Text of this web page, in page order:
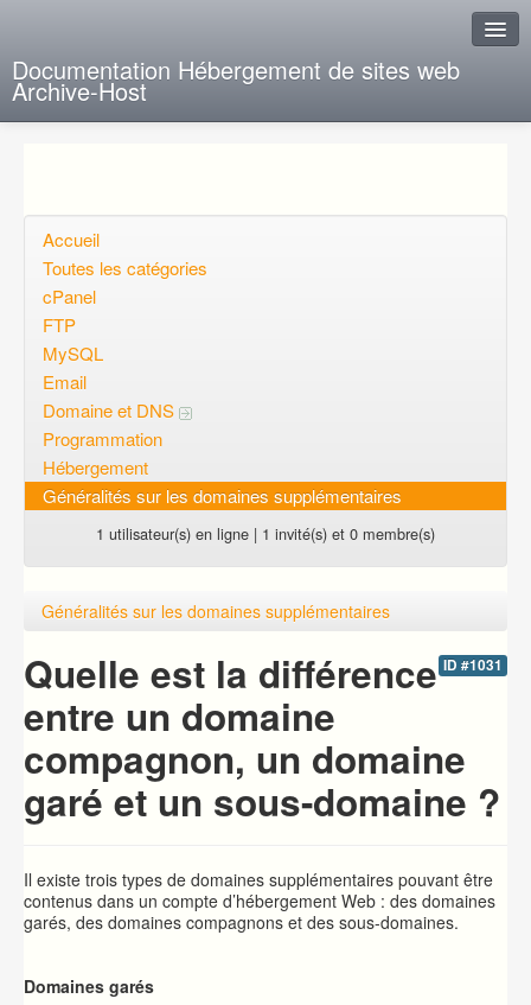
Documentation Hébergement de sites web
Archive-Host
Questions ouvertes
Voulez-vous vous inscrire?
Connexion
Accueil
Toutes les catégories
cPanel
FTP
MySQL
Email
Domaine et DNS
Programmation
Hébergement
Généralités sur les domaines supplémentaires
1 utilisateur(s) en ligne | 1 invité(s) et 0 membre(s)
Généralités sur les domaines supplémentaires
ID #1031
Quelle est la différence
entre un domaine
compagnon, un domaine
garé et un sous-domaine ?
Il existe trois types de domaines supplémentaires pouvant être
contenus dans un compte d’hébergement Web : des domaines
garés, des domaines compagnons et des sous-domaines.
Domaines garés